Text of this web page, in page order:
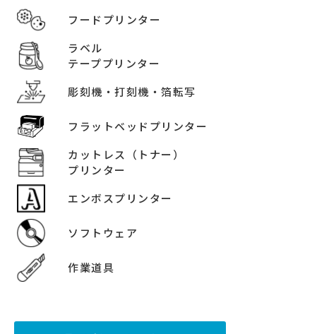
フードプリンター
ラベル
テーププリンター
彫刻機・打刻機・箔転写
フラットベッドプリンター
カットレス（トナー）
プリンター
エンボスプリンター
ソフトウェア
作業道具